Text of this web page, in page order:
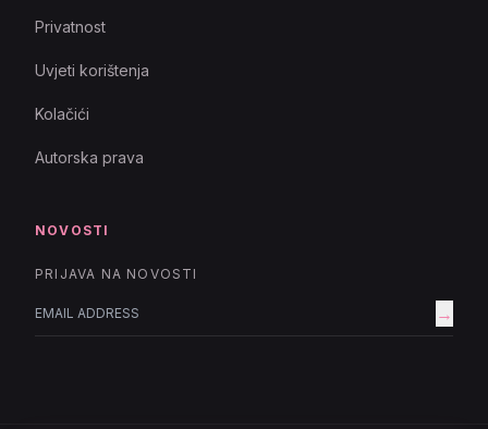
Privatnost
Uvjeti korištenja
Kolačići
Autorska prava
NOVOSTI
PRIJAVA NA NOVOSTI
→